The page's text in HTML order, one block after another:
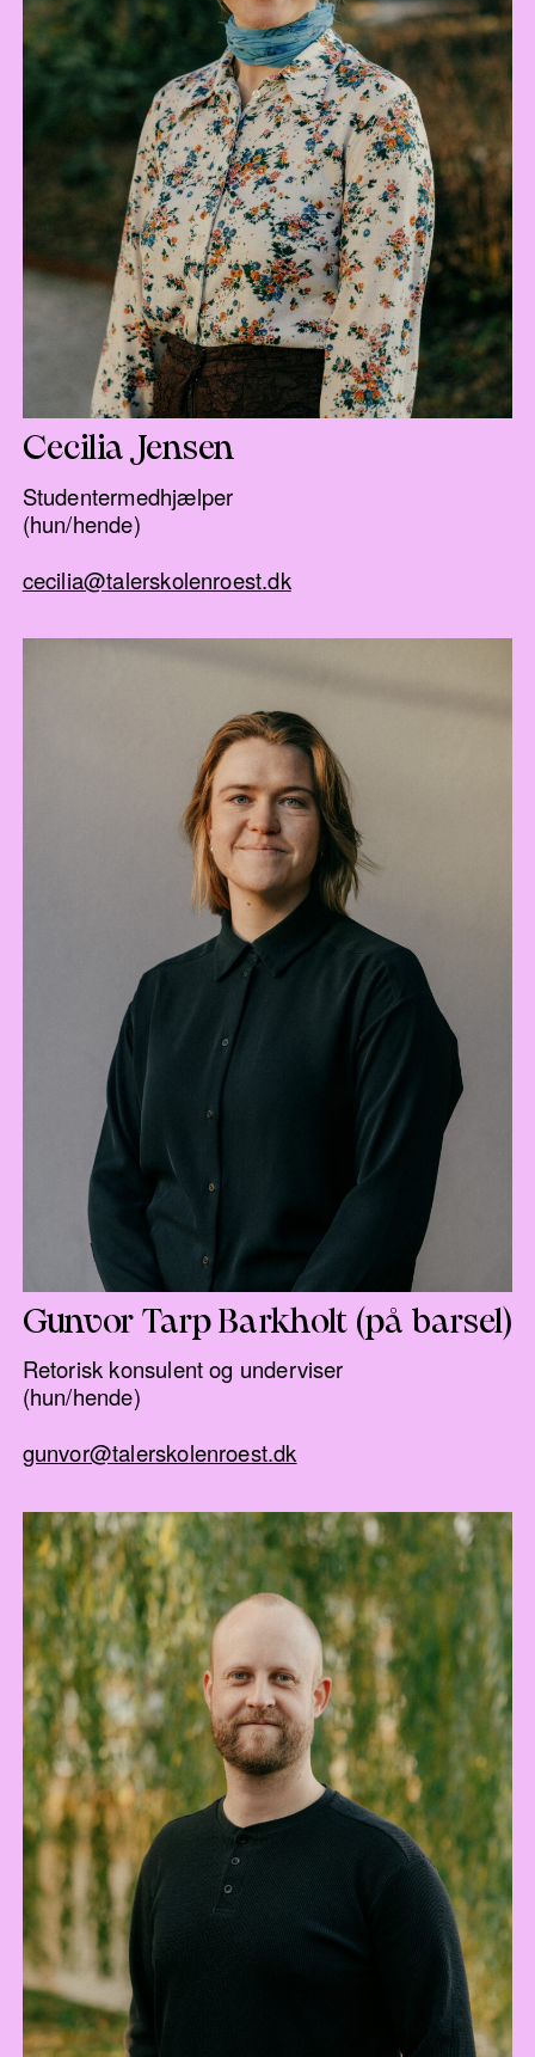
Cecilia Jensen
Studentermedhjælper
(hun/hende)
cecilia@talerskolenroest.dk
Gunvor Tarp Barkholt (på barsel)
Retorisk konsulent og underviser
(hun/hende)
gunvor@talerskolenroest.dk